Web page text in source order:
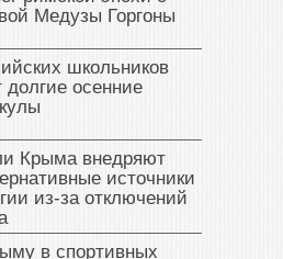
Медузы Горгоны
школьников
долгие осенние
Крыма внедряют
источники
из-за отключений
в спортивных